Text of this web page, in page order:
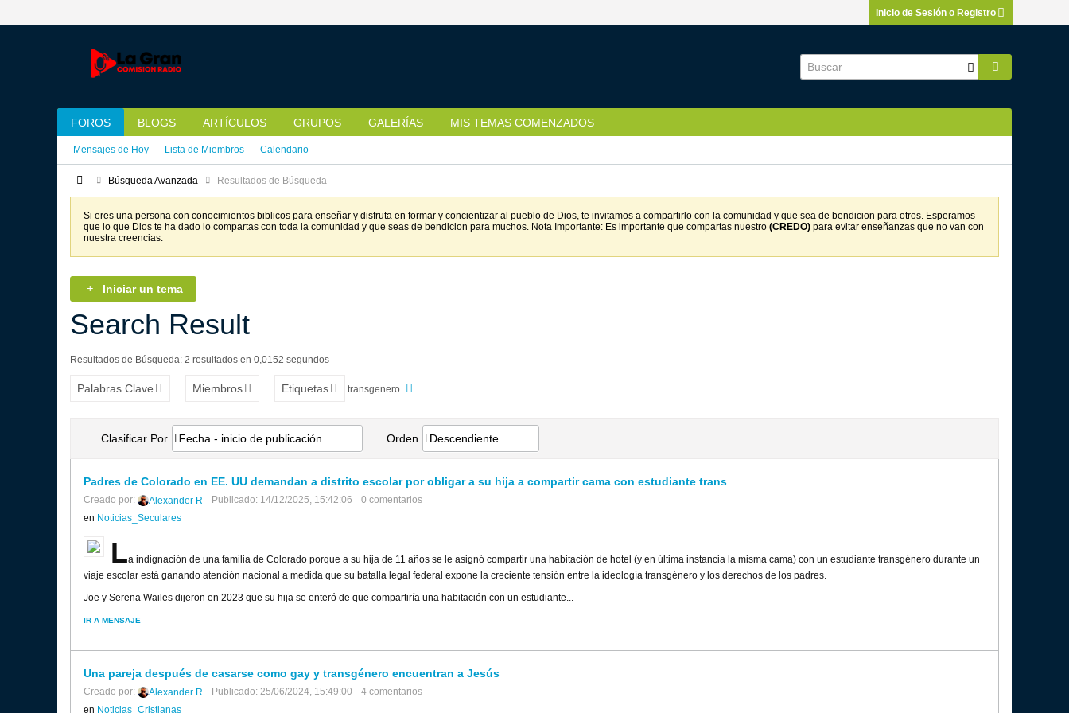
Inicio de Sesión o Registro
FOROS BLOGS ARTÍCULOS GRUPOS GALERÍAS MIS TEMAS COMENZADOS
Mensajes de Hoy Lista de Miembros Calendario
Búsqueda Avanzada Resultados de Búsqueda
Si eres una persona con conocimientos biblicos para enseñar y disfruta en formar y concientizar al pueblo de Dios, te invitamos a compartirlo con la comunidad y que sea de bendicion para otros. Esperamos
que lo que Dios te ha dado lo compartas con toda la comunidad y que seas de bendicion para muchos. Nota Importante: Es importante que compartas nuestro (CREDO) para evitar enseñanzas que no van con
nuestra creencias.
Iniciar un tema
Search Result
Resultados de Búsqueda: 2 resultados en 0,0152 segundos
Palabras Clave Miembros Etiquetas transgenero
Clasificar Por Fecha - inicio de publicación Orden Descendiente
Padres de Colorado en EE. UU demandan a distrito escolar por obligar a su hija a compartir cama con estudiante trans
Creado por: Alexander R Publicado: 14/12/2025, 15:42:06
0 comentarios
en Noticias_Seculares
La indignación de una familia de Colorado porque a su hija de 11 años se le asignó compartir una habitación de hotel (y en última instancia la misma cama) con un estudiante transgénero durante un
viaje escolar está ganando atención nacional a medida que su batalla legal federal expone la creciente tensión entre la ideología transgénero y los derechos de los padres.
Joe y Serena Wailes dijeron en 2023 que su hija se enteró de que compartiría una habitación con un estudiante...
IR A MENSAJE
Una pareja después de casarse como gay y transgénero encuentran a Jesús
Creado por: Alexander R Publicado: 25/06/2024, 15:49:00
4 comentarios
en Noticias_Cristianas